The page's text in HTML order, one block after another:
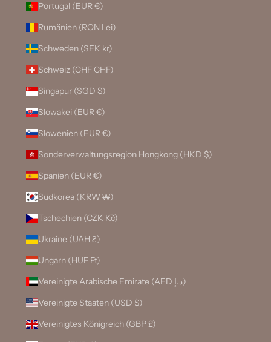
Portugal (EUR €)
Rumänien (RON Lei)
Schweden (SEK kr)
Schweiz (CHF CHF)
Singapur (SGD $)
Slowakei (EUR €)
Slowenien (EUR €)
Sonderverwaltungsregion Hongkong (HKD $)
Spanien (EUR €)
Südkorea (KRW ₩)
Tschechien (CZK Kč)
Ukraine (UAH ₴)
Ungarn (HUF Ft)
Vereinigte Arabische Emirate (AED د.إ)
Vereinigte Staaten (USD $)
Vereinigtes Königreich (GBP £)